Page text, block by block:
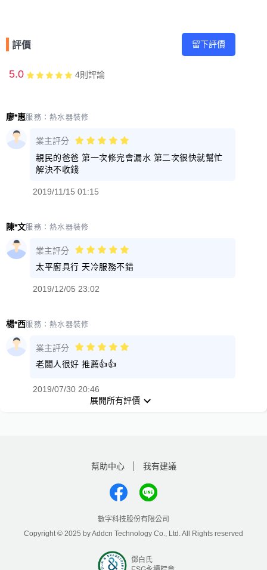
評價 留下評價
5.0 4則評論
廖*惠服務：熱水器裝修
業主評分
親民的爸爸 第一次修完會漏水 第二次很快就幫忙
解決不收錢
2019/11/15 01:15
陳*文服務：熱水器裝修
業主評分
太平廚具行 天冷服務不錯
2019/12/05 23:02
楊*西服務：熱水器裝修
業主評分
老闆人很好 推薦👍👍
2019/07/30 20:46
展開所有評價
幫助中心 我有建議
數字科技股份有限公司
Copyright © 2025 by Addcn Technology Co., Ltd. All Rights reserved
鄧白氏